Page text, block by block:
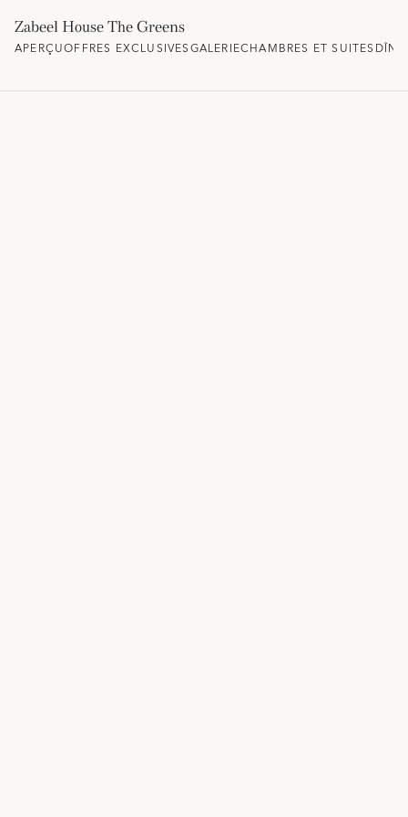
Zabeel House The Greens
APERÇUOFFRES EXCLUSIVESGALERIECHAMBRES ET SUITES